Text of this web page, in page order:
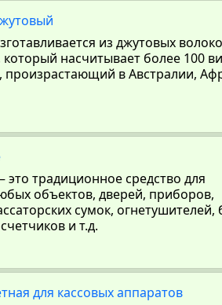
из джутовых
который насчитывает более 100
произрастающий в Австралии,
традиционное средство для
объектов, дверей, приборов,
сумок,
и т.д.
для кассовых аппаратов